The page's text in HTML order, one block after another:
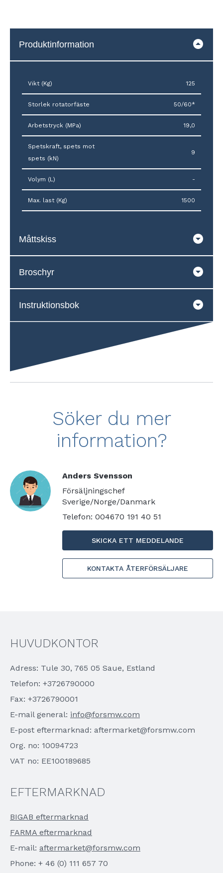
Produktinformation
Vikt (Kg) 125
Storlek rotatorfäste 50/60*
Arbetstryck (MPa) 19,0
Spetskraft, spets mot
spets (kN)
9
Volym (L) -
Max. last (Kg) 1500
Måttskiss
Broschyr
Instruktionsbok
Söker du mer
information?
Anders Svensson
Försäljningschef
Sverige/Norge/Danmark
Telefon: 004670 191 40 51
SKICKA ETT MEDDELANDE
KONTAKTA ÅTERFÖRSÄLJARE
HUVUDKONTOR
Adress: Tule 30, 765 05 Saue, Estland
Telefon: +3726790000
Fax: +3726790001
E-mail general: info@forsmw.com
E-post eftermarknad: aftermarket@forsmw.com
Org. no: 10094723
VAT no: EE100189685
EFTERMARKNAD
BIGAB eftermarknad
FARMA eftermarknad
E-mail: aftermarket@forsmw.com
Phone: + 46 (0) 111 657 70